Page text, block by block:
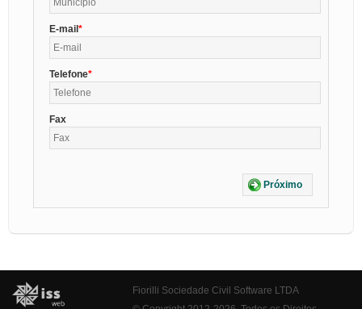
E-mail
Telefone
Fax
Próximo
Fiorilli Sociedade Civil Software LTDA